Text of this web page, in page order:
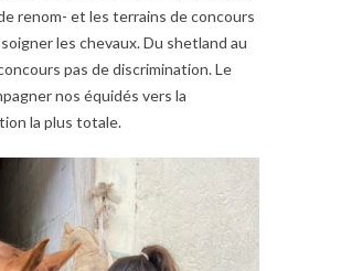
renom- et les terrains de concours
les chevaux. Du shetland au
pas de discrimination. Le
nos équidés vers la
la plus totale.